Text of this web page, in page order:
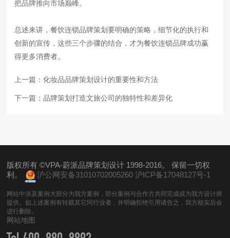
把品牌推向市场巅峰。
总述来讲，餐饮连锁品牌策划要明确的策略，细节化的执行和
创新的宣传，这些三个步骤的结合，才为餐饮连锁品牌成功赢
得更多消费者。
上一篇：化妆品品牌策划设计的重要性和方法
下一篇：品牌策划打造文旅公司的独特性和差异化
版权所有 ©VPA-蔚派品牌策划设计 1998-2016。 保留一切权
利。
沪公网安备31010702005260 沪ICP备17048127号-1
网站中涉及案例大部分为我方案例，部分案例与合作方共同完成或为我方设计师
提供。如上述案例有转载其它同行业者，并明确拒绝引用请告之，我方核实后会
进行删除。
网站地图